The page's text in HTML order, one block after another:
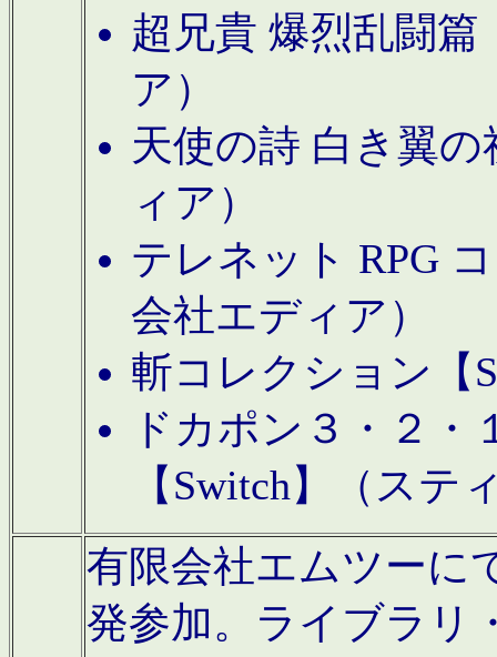
超兄貴 爆烈乱闘篇
ア）
天使の詩 白き翼
ィア）
テレネット RPG
会社エディア）
斬コレクション【
ドカポン３・２
【Switch】（ステ
有限会社エムツーに
発参加。ライブラリ